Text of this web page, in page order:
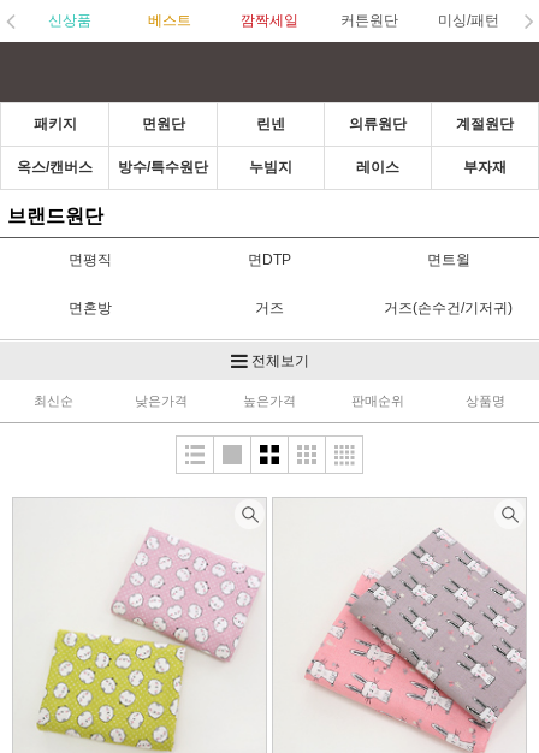
신상품 베스트 깜짝세일 커튼원단 미싱/패턴
패키지 면원단 린넨 의류원단 계절원단
옥스/캔버스 방수/특수원단 누빔지 레이스 부자재
브랜드원단
면평직 면DTP 면트윌
면혼방 거즈 거즈(손수건/기저귀)
OX/캔버스
브랜드원단 디즈니/빨간머리앤 마이크로화이바
전체보기
최신순 낮은가격 높은가격 판매순위 상품명